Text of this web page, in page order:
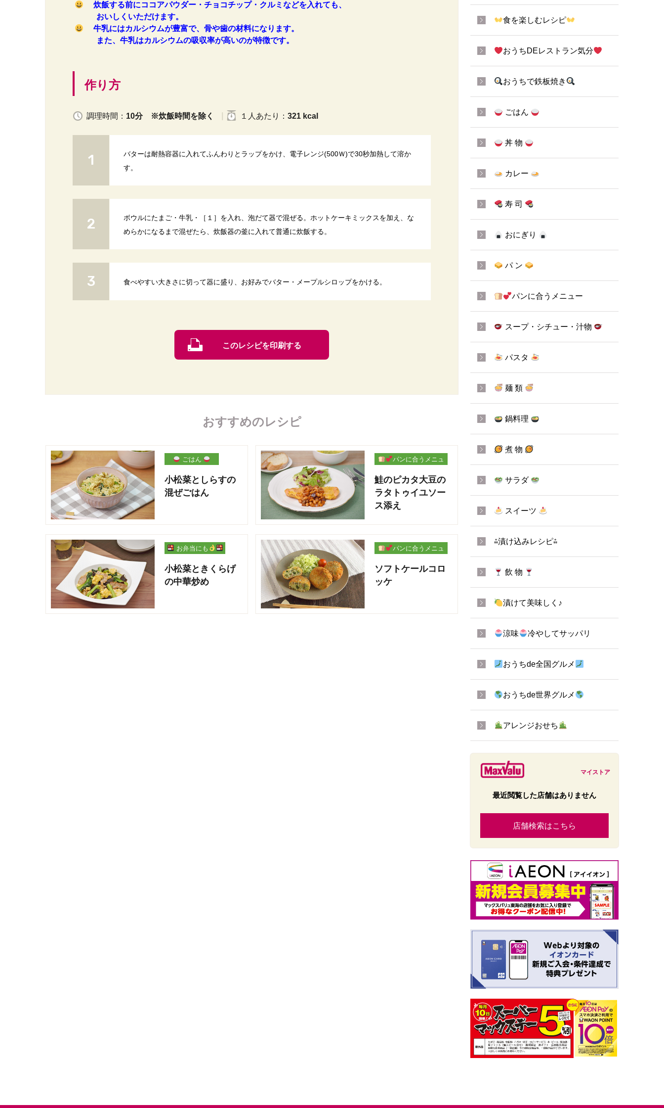
炊飯する前にココアパウダー・チョコチップ・クルミなどを入れても、
おいしくいただけます。
牛乳にはカルシウムが豊富で、骨や歯の材料になります。
また、牛乳はカルシウムの吸収率が高いのが特徴です。
作り方
調理時間： 10分 ※炊飯時間を除く １人 あたり ： 321 kcal
バターは耐熱容器に入れてふんわりとラップをかけ、電子レンジ(500Ｗ)で30秒加熱して溶か
す。
ボウルにたまご・牛乳・［１］を入れ、泡だて器で混ぜる。ホットケーキミックスを加え、な
めらかになるまで混ぜたら、炊飯器の釜に入れて普通に炊飯する。
食べやすい大きさに切って器に盛り、お好みでバター・メープルシロップをかける。
このレシピを印刷する
おすすめのレシピ
ごはん
小松菜としらすの
混ぜごはん
パンに合うメニュ
鮭のピカタ大豆の
ラタトゥイユソー
ス添え
お弁当にも
小松菜ときくらげ
の中華炒め
パンに合うメニュ
ソフトケールコロ
ッケ
食を楽しむレシピ
おうちDEレストラン気分
おうちで鉄板焼き
ごはん
丼 物
カレー
寿 司
おにぎり
パ ン
パンに合うメニュー
スープ・シチュー・汁物
パスタ
麺 類
鍋料理
煮 物
サラダ
スイーツ
⁂漬け込みレシピ⁂
飲 物
漬けて美味しく♪
涼味 冷やしてサッパリ
おうちde全国グルメ
おうちde世界グルメ
アレンジおせち
マイストア
最近閲覧した店舗はありません
店舗検索はこちら